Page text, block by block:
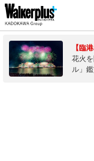
【臨
花火
ル」